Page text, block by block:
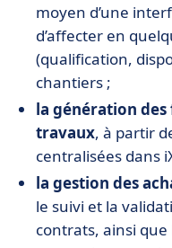
moyen d’une
d’affecter en
(qualification,
chantiers ;
la génération des
travaux, à partir
centralisées dans
la gestion des
le suivi et la
contrats, ainsi que